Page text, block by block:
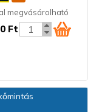
megvásárolható
Ft